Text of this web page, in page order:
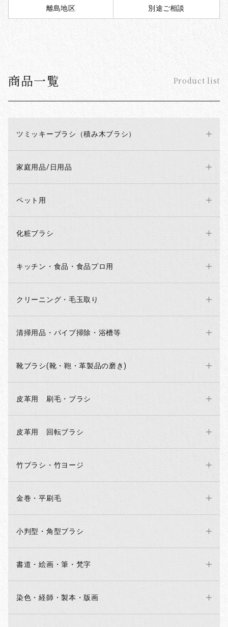
商品一覧 Product list
ツミッキーブラシ（積み木ブラシ）
家庭用品/日用品
ペット用
化粧ブラシ
キッチン・食品・食品プロ用
クリーニング・毛玉取り
清掃用品・パイプ掃除・浴槽等
靴ブラシ(靴・鞄・革製品の磨き)
皮革用 刷毛・ブラシ
皮革用 回転ブラシ
竹ブラシ・竹ヨージ
金巻・平刷毛
小判型・角型ブラシ
書道・絵画・筆・梵字
染色・経師・製本・版画
離島地区 別途ご相談